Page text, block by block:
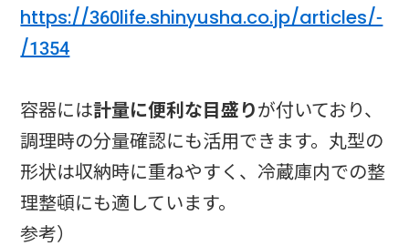
https://360life.shinyusha.co.jp/articles/-
/1354
容器には計量に便利な目盛りが付いており、
調理時の分量確認にも活用できます。丸型の
形状は収納時に重ねやすく、冷蔵庫内での整
理整頓にも適しています。
参考）